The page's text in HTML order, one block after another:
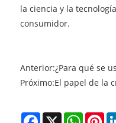
la ciencia y la
consumidor.
Anterior:¿Para qué se
Próximo:El papel de la
Facebook
X